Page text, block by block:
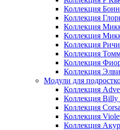
Коллекция
Коллекция
Коллекция
Коллекция
Коллекция
Коллекция
Коллекция
Коллекция
Модули для
Коллекция
Коллекция Billy
Коллекция
Коллекция
Коллекция